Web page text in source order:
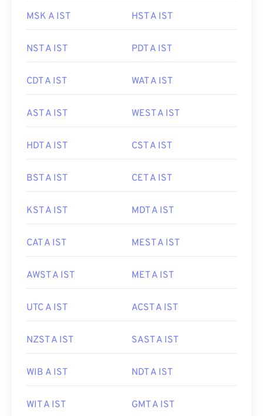
MSK A IST HST A IST
NST A IST PDT A IST
CDT A IST WAT A IST
AST A IST WEST A IST
HDT A IST CST A IST
BST A IST CET A IST
KST A IST MDT A IST
CAT A IST MEST A IST
AWST A IST MET A IST
UTC A IST ACST A IST
NZST A IST SAST A IST
WIB A IST NDT A IST
WIT A IST GMT A IST